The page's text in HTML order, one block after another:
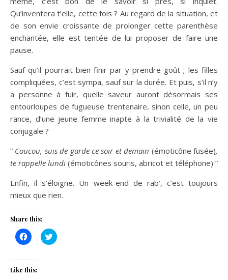
Qu’inventera t’elle, cette fois ? Au regard de la situation, et
de son envie croissante de prolonger cette parenthèse
enchantée, elle est tentée de lui proposer de faire une
pause.
Sauf qu’il pourrait bien finir par y prendre goût ; les filles
compliquées, c’est sympa, sauf sur la durée. Et puis, s’il n’y
a personne à fuir, quelle saveur auront désormais ses
entourloupes de fugueuse trentenaire, sinon celle, un peu
rance, d’une jeune femme inapte à la trivialité de la vie
conjugale ?
” Coucou, suis de garde ce soir et demain (émoticône fusée),
te rappelle lundi (émoticônes souris, abricot et téléphone) ”
Enfin, il s’éloigne. Un week-end de rab’, c’est toujours
mieux que rien.
Share this:
Click
to
Facebook
(Opens
in
Click
to
Like this: